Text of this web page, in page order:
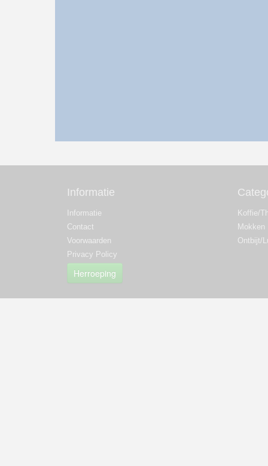
Informatie
Informatie
Contact
Voorwaarden
Privacy Policy
Herroeping
Koffie/
Mokken
Ontbijt/